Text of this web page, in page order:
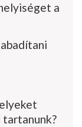
a
tartanunk?